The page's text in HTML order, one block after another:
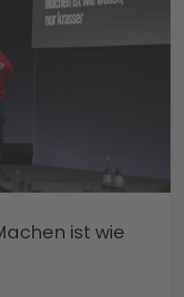
ist wie